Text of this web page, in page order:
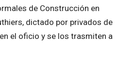
de Construcción en
dictado por privados de
el oficio y se los trasmiten a